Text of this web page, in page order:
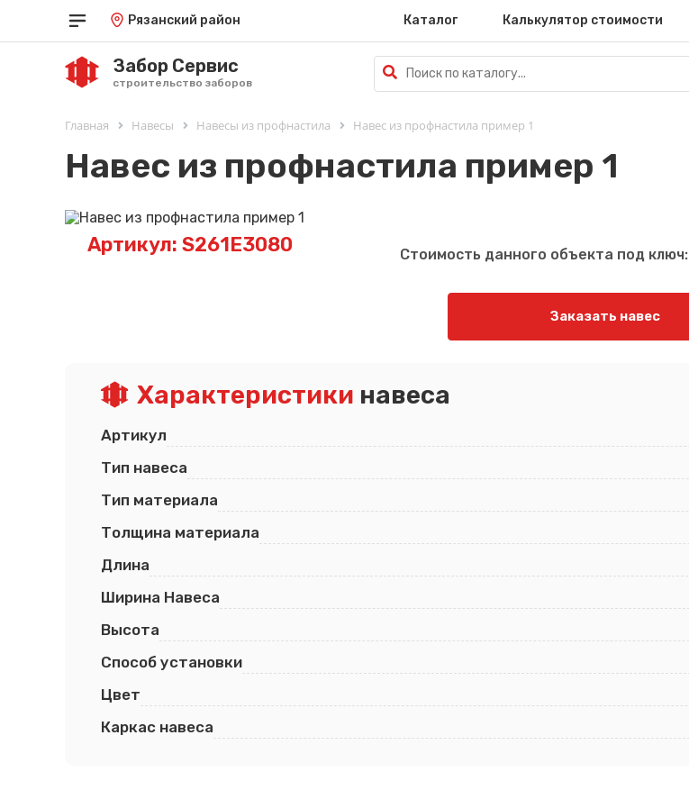
Рязанский район Каталог Калькулятор стоимости
Забор Сервис
строительство заборов
Главная Навесы Навесы из профнастила Навес из профнастила пример 1
Навес из профнастила пример 1
Артикул: S261E3080 Стоимость данного объекта под ключ:
Заказать навес
Характеристики навеса
Артикул
Тип навеса
Тип материала
Толщина материала
Длина
Ширина Навеса
Высота
Способ установки
Цвет
Каркас навеса